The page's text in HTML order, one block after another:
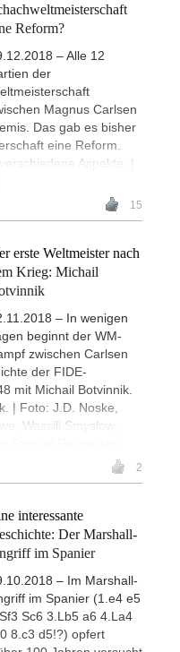
Reform?
– Alle 12
der
Magnus Carlsen
Das gab es bisher
eine Reform.
Aspekte. |
15
erste Weltmeister nach
Krieg: Michail
– In wenigen
beginnt der WM-
zwischen Carlsen
der FIDE-
mit Michail Botvinnik.
| Foto: J.D. Noske,
Wassili Smyslow,
2
interessante
Der Marshall-
im Spanier
– Im Marshall-
im Spanier (1.e4 e5
Sc6 3.Lb5 a6 4.La4
8.c3 d5!?) opfert